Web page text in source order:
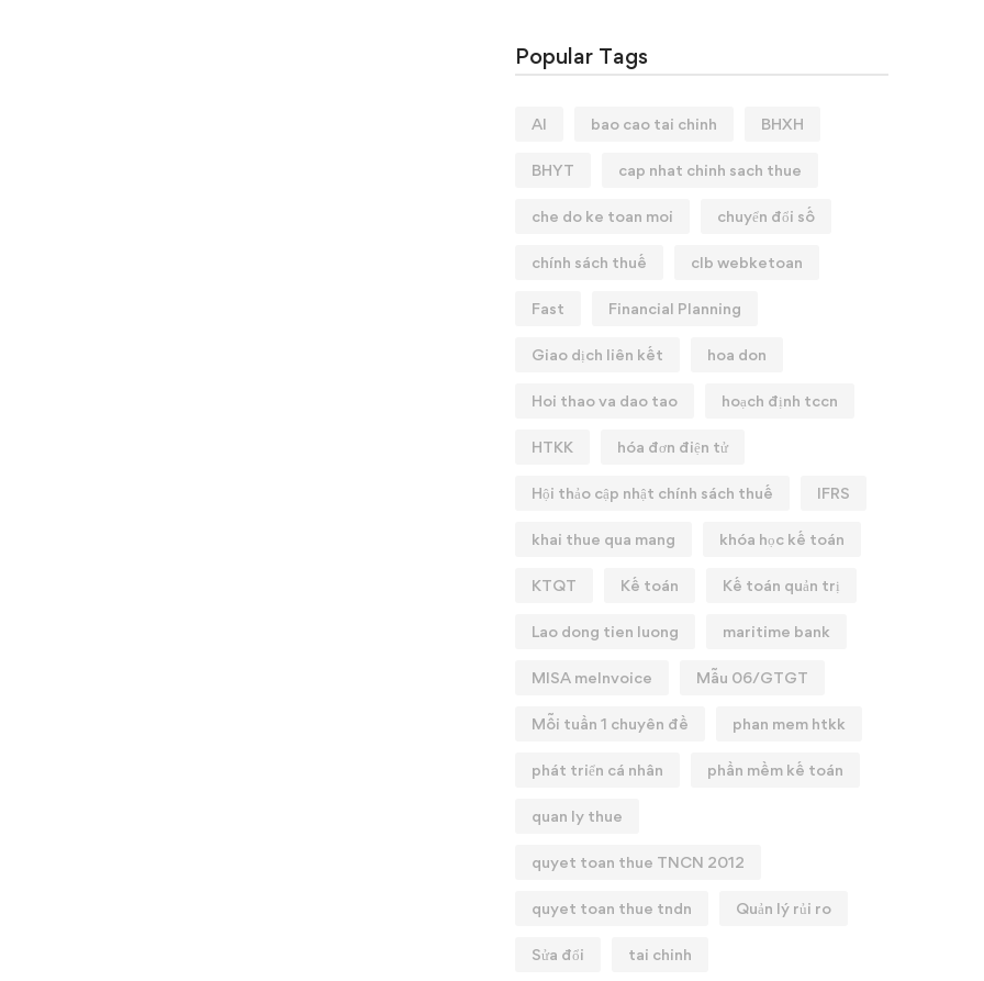
Popular Tags
AI bao cao tai chinh BHXH
BHYT cap nhat chinh sach thue
che do ke toan moi chuyển đổi số
chính sách thuế clb webketoan
Fast Financial Planning
Giao dịch liên kết hoa don
Hoi thao va dao tao hoạch định tccn
HTKK hóa đơn điện tử
Hội thảo cập nhật chính sách thuế IFRS
khai thue qua mang khóa học kế toán
KTQT Kế toán Kế toán quản trị
Lao dong tien luong maritime bank
MISA meInvoice Mẫu 06/GTGT
Mỗi tuần 1 chuyên đề phan mem htkk
phát triển cá nhân phần mềm kế toán
quan ly thue
quyet toan thue TNCN 2012
quyet toan thue tndn Quản lý rủi ro
Sửa đổi tai chinh